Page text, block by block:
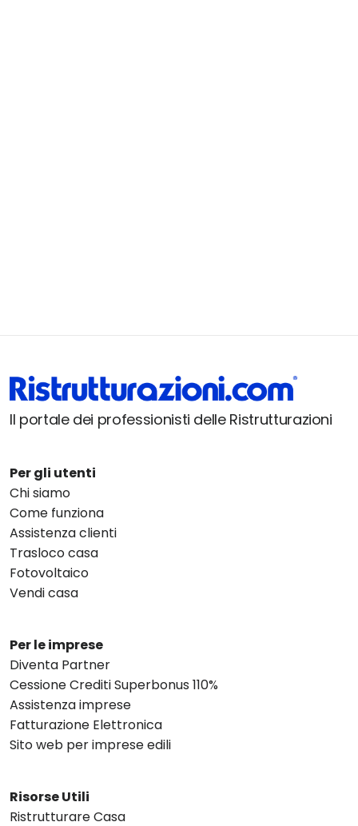
Il portale dei professionisti delle Ristrutturazioni
Per gli utenti
Chi siamo
Come funziona
Assistenza clienti
Trasloco casa
Fotovoltaico
Vendi casa
Per le imprese
Diventa Partner
Cessione Crediti Superbonus 110%
Assistenza imprese
Fatturazione Elettronica
Sito web per imprese edili
Risorse Utili
Ristrutturare Casa